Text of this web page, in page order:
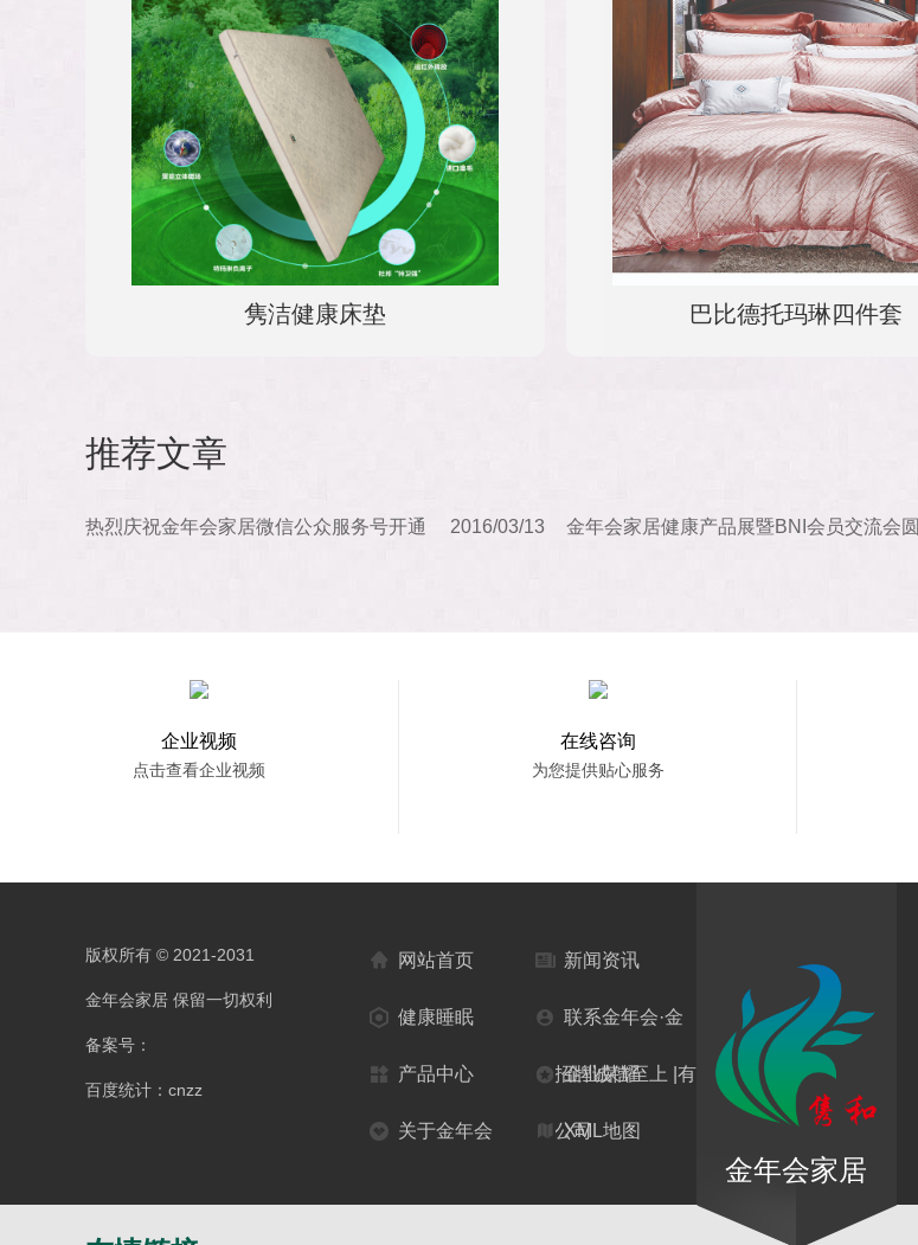
隽洁健康床垫 巴比德托玛琳四件套
推荐文章
热烈庆祝金年会家居微信公众服务号开通 2016/03/13 金年会家居健康产品展暨BNI会员交流会圆
企业视频
点击查看企业视频
在线咨询
为您提供贴心服务
金年会家居
版权所有 © 2021-2031
金年会家居 保留一切权利
备案号：
百度统计：cnzz
网站首页 新闻资讯
健康睡眠 联系金年会·金
字招牌诚信至上 |有
限公司
产品中心 企业荣耀
关于金年会 XML地图